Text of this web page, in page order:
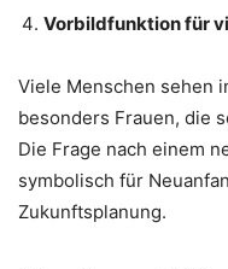
Vorbildfunktion für
Viele Menschen sehen
besonders Frauen, die
Die Frage nach einem
symbolisch für
Zukunftsplanung.